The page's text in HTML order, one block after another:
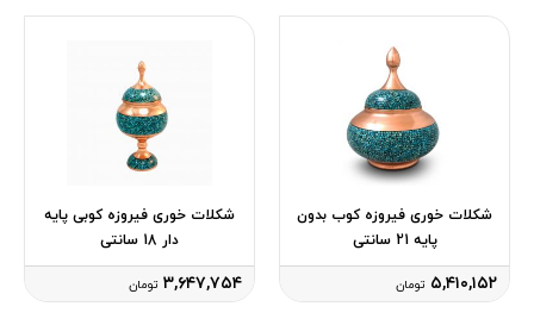
شکلات خوری فیروزه کوب بدون
پایه 21 سانتی
۵,۴۱۰,۱۵۲ تومان
شکلات خوری فیروزه کوبی پایه
دار 18 سانتی
۳,۶۴۷,۷۵۴ تومان